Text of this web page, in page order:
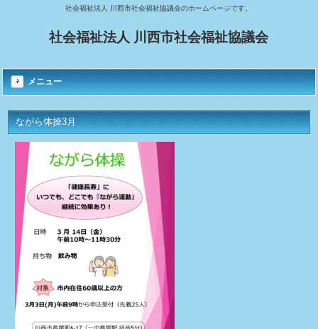
社会福祉法人 川西市社会福祉協議会のホームページです。
社会福祉法人 川西市社会福祉協議会
メニュー
ながら体操3月